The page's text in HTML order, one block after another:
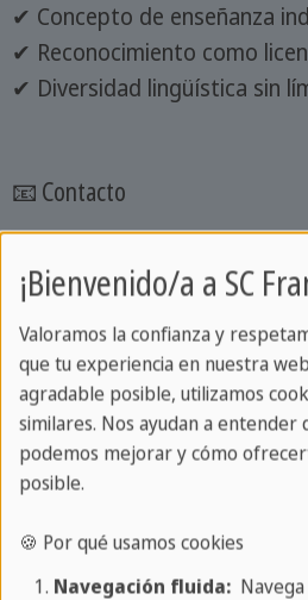
✔ Concepto de enseñanza
✔ Reconocimiento como
✔ Diversidad lingüística sin
📧 Contacto
De 09:00 a 19:00
Tel.:
+49 69 61091234
Correo electrónico:
frankfurt@sprachcaffe.com
🏠Dirección:
Gartenstraße 6
¡Bienvenido/a a SC
Valoramos la confianza y
que tu experiencia en nuestra
agradable posible, utilizamos
similares. Nos ayudan a entender
podemos mejorar y cómo
posible.
🍪 Por qué usamos cookies
Navegación fluida:Navega